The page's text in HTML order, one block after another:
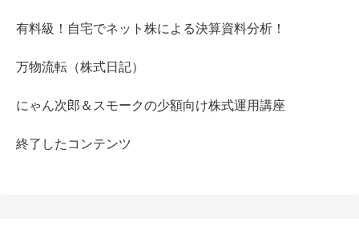
有料級！自宅でネット株による決算資料分析！
万物流転（株式日記）
にゃん次郎＆スモークの少額向け株式運用講座
終了したコンテンツ